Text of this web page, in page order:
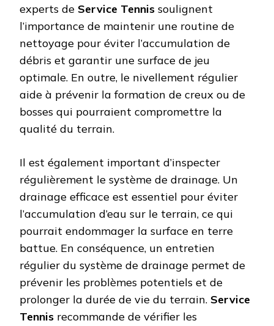
experts de Service Tennis soulignent
l’importance de maintenir une routine de
nettoyage pour éviter l’accumulation de
débris et garantir une surface de jeu
optimale. En outre, le nivellement régulier
aide à prévenir la formation de creux ou de
bosses qui pourraient compromettre la
qualité du terrain.
Il est également important d’inspecter
régulièrement le système de drainage. Un
drainage efficace est essentiel pour éviter
l’accumulation d’eau sur le terrain, ce qui
pourrait endommager la surface en terre
battue. En conséquence, un entretien
régulier du système de drainage permet de
prévenir les problèmes potentiels et de
prolonger la durée de vie du terrain. Service
Tennis recommande de vérifier les